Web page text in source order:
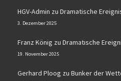
HGV-Admin zu Dramatische
3. Dezember 2025
Franz König zu Dramatische
19. November 2025
Gerhard Ploog zu Bunker der